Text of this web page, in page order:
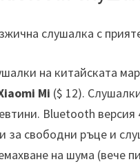
слушалка с
на китайската
Mi ($ 12).
Bluetooth версия
свободни ръце и
на шума (вече